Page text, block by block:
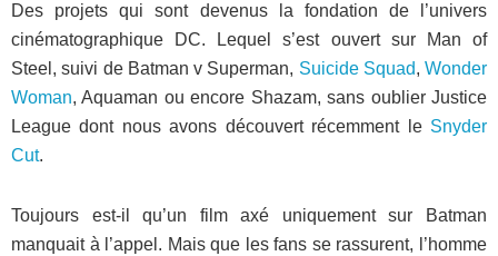
Des projets qui sont devenus la fondation de l’univers
cinématographique DC. Lequel s’est ouvert sur Man of
Steel, suivi de Batman v Superman, Suicide Squad, Wonder
Woman, Aquaman ou encore Shazam, sans oublier Justice
League dont nous avons découvert récemment le Snyder
Cut.
Toujours est-il qu’un film axé uniquement sur Batman
manquait à l’appel. Mais que les fans se rassurent, l’homme